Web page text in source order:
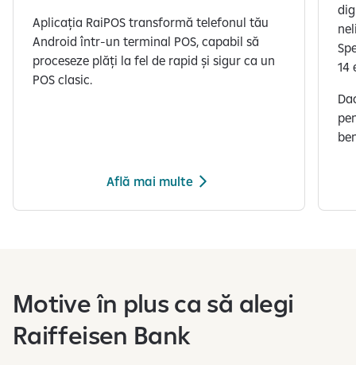
Aplicația RaiPOS transformă telefonul tău
Android într-un terminal POS, capabil să
proceseze plăți la fel de rapid și sigur ca un
POS clasic.​​
Află mai multe
14
i
ș
e
Motive în plus ca să alegi
Raiffeisen Bank